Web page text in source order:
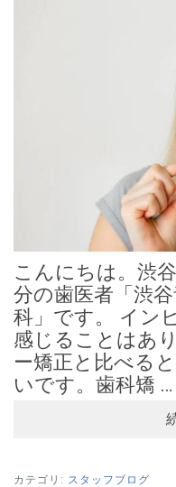
こんにちは。渋
分の歯医者「渋
科」です。 イン
感じることはあ
ー矯正と比べる
いです。歯科矯 …
カテゴリ: スタッフブログ